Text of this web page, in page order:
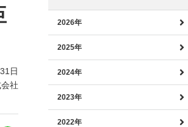
日
社
2026年
2025年
2024年
2023年
2022年